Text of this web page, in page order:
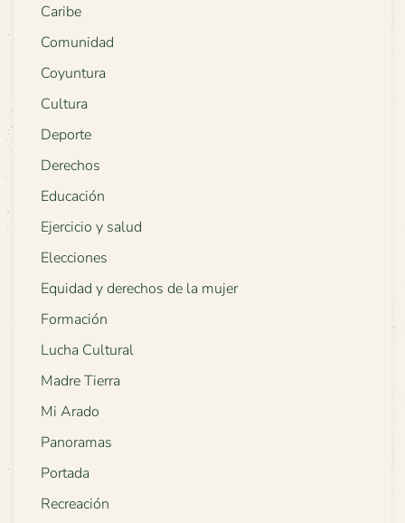
Caribe
Comunidad
Coyuntura
Cultura
Deporte
Derechos
Educación
Ejercicio y salud
Elecciones
Equidad y derechos de la mujer
Formación
Lucha Cultural
Madre Tierra
Mi Arado
Panoramas
Portada
Recreación